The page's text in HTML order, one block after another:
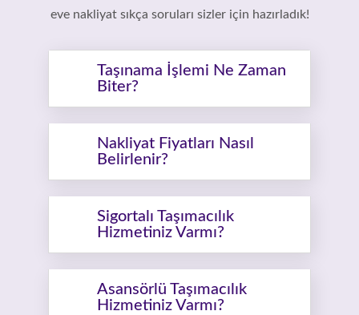
eve nakliyat sıkça soruları sizler için hazırladık!
Taşınama İşlemi Ne Zaman
Biter?
Nakliyat Fiyatları Nasıl
Belirlenir?
Sigortalı Taşımacılık
Hizmetiniz Varmı?
Asansörlü Taşımacılık
Hizmetiniz Varmı?